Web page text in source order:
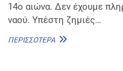
14ο αιώνα. Δεν έχουμε
ναού. Υπέστη ζημιές…
ΠΕΡΙΣΣΌΤΕΡΑ ΆΓΙΟΣ